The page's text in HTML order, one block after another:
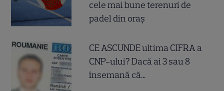
cele mai bune terenuri de
padel din oraș
CE ASCUNDE ultima CIFRA a
CNP-ului? Dacă ai 3 sau 8
însemană că...